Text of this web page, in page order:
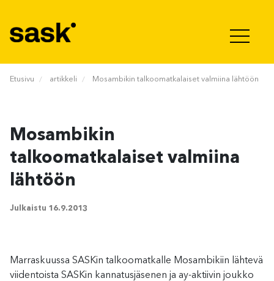
Etusivu artikkeli Mosambikin talkoomatkalaiset valmiina lähtöön
Mosambikin
talkoomatkalaiset valmiina
lähtöön
Julkaistu 16.9.2013
Marraskuussa SASKin talkoomatkalle Mosambikiin lähtevä
viidentoista SASKin kannatusjäsenen ja ay-aktiivin joukko